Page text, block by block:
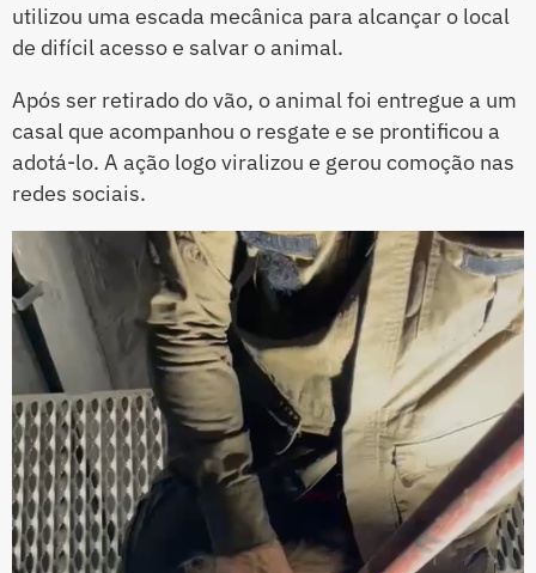
utilizou uma escada mecânica para alcançar o local
de difícil acesso e salvar o animal.
Após ser retirado do vão, o animal foi entregue a um
casal que acompanhou o resgate e se prontificou a
adotá-lo. A ação logo viralizou e gerou comoção nas
redes sociais.